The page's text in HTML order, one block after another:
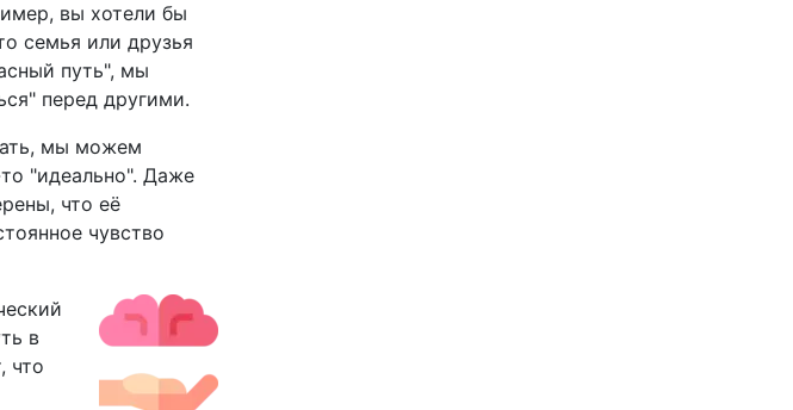
вы хотели бы
семья или друзья
путь", мы
перед другими.
мы можем
"идеально". Даже
что её
чувство
в
что